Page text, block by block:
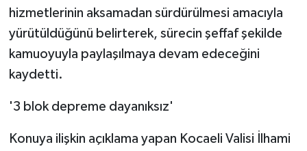
hizmetlerinin aksamadan sürdürülmesi amacıyla
yürütüldüğünü belirterek, sürecin şeffaf şekilde
kamuoyuyla paylaşılmaya devam edeceğini
kaydetti.
'3 blok depreme dayanıksız'
Konuya ilişkin açıklama yapan Kocaeli Valisi İlhami